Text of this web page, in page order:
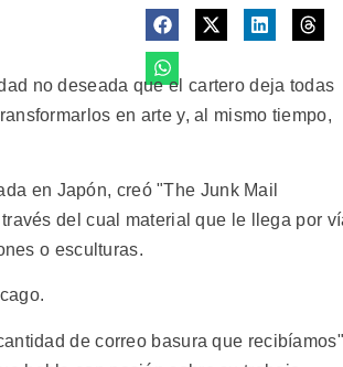
no deseada que el cartero deja todas
en arte y, al mismo tiempo,
en Japón, creó "The Junk Mail
del cual material que le llega por
o esculturas.
de correo basura que